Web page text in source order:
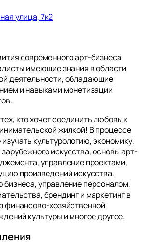
улица, 7к2
современного арт-бизнеса
имеющие знания в области
деятельности, обладающие
и навыками монетизации
кто хочет соединить любовь к
жилкой! В процессе
культурологию, экономику,
искусства, основы арт-
управление проектами,
произведений искусства,
бизнеса, управление персоналом,
брендинг и маркетинг в
финансово-хозяйственной
культуры и многое другое.